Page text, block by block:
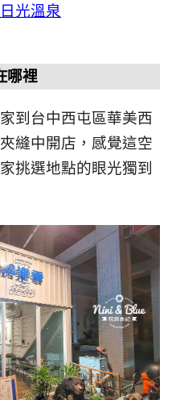
光溫泉
哪裡
到台中西屯區華美西
縫中開店，感覺這空
挑選地點的眼光獨到